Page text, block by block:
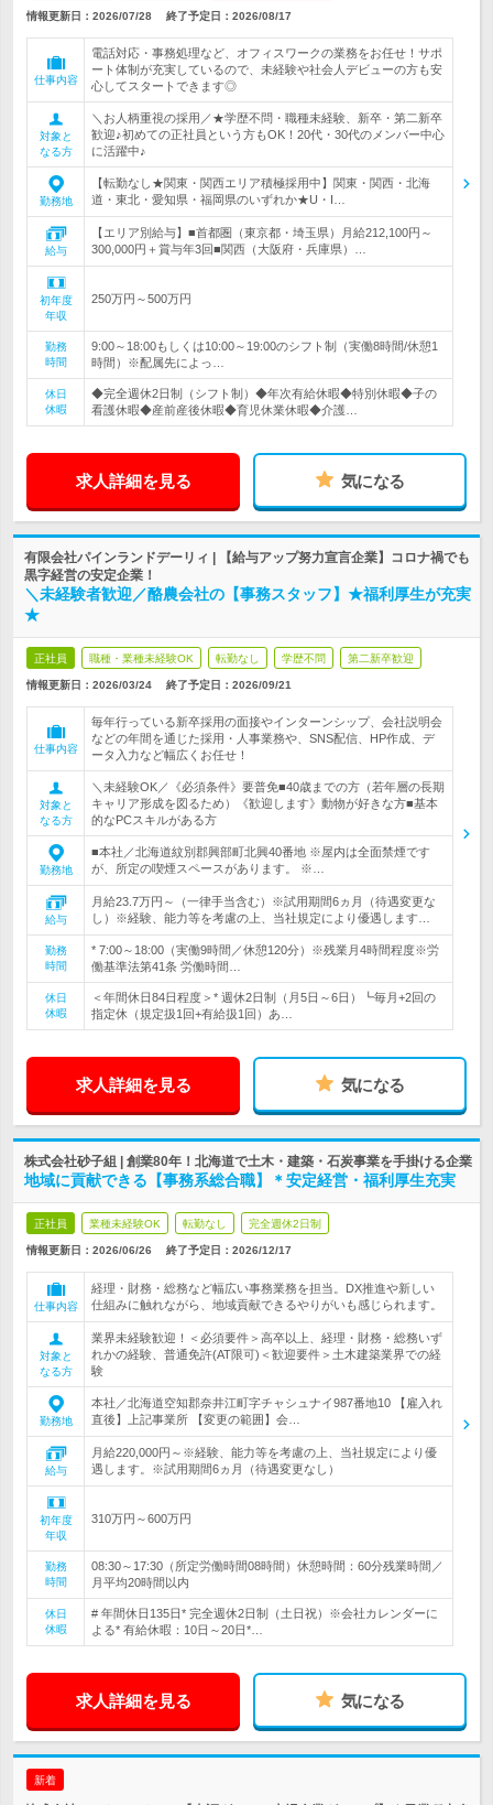
情報更新日：2026/07/28 終了予定日： 2026/08/17
仕事内容
電話対応・事務処理など、オフィスワークの業務をお任せ！サポ
ート体制が充実しているので、未経験や社会人デビューの方も安
心してスタートできます◎
対象と
なる方
＼お人柄重視の採用／★学歴不問・職種未経験、新卒・第二新卒
歓迎♪初めての正社員という方もOK！20代・30代のメンバー中心
に活躍中♪
勤務地
【転勤なし★関東・関西エリア積極採用中】関東・関西・北海
道・東北・愛知県・福岡県のいずれか★U・I…
給与
【エリア別給与】■首都圏（東京都・埼玉県）月給212,100円～
300,000円＋賞与年3回■関西（大阪府・兵庫県）…
初年度
年収
250万円～500万円
勤務
時間
9:00～18:00もしくは10:00～19:00のシフト制（実働8時間/休憩1
時間）※配属先によっ…
休日
休暇
◆完全週休2日制（シフト制）◆年次有給休暇◆特別休暇◆子の
看護休暇◆産前産後休暇◆育児休業休暇◆介護…
求人詳細を見る 気になる
有限会社パインランドデーリィ | 【給与アップ努力宣言企業】コロナ禍でも
黒字経営の安定企業！
＼未経験者歓迎／酪農会社の【事務スタッフ】★福利厚生が充実
★
正社員 職種・業種未経験OK 転勤なし 学歴不問 第二新卒歓迎
情報更新日：2026/03/24 終了予定日： 2026/09/21
仕事内容
毎年行っている新卒採用の面接やインターンシップ、会社説明会
などの年間を通じた採用・人事業務や、SNS配信、HP作成、デ
ータ入力など幅広くお任せ！
対象と
なる方
＼未経験OK／《必須条件》要普免■40歳までの方（若年層の長期
キャリア形成を図るため）《歓迎します》動物が好きな方■基本
的なPCスキルがある方
勤務地
■本社／北海道紋別郡興部町北興40番地 ※屋内は全面禁煙です
が、所定の喫煙スペースがあります。 ※…
給与
月給23.7万円～（一律手当含む）※試用期間6ヵ月（待遇変更な
し）※経験、能力等を考慮の上、当社規定により優遇します…
勤務
時間
* 7:00～18:00（実働9時間／休憩120分）※残業月4時間程度※労
働基準法第41条 労働時間…
休日
休暇
＜年間休日84日程度＞* 週休2日制（月5日～6日）┗毎月+2回の
指定休（規定扱1回+有給扱1回）あ…
求人詳細を見る 気になる
株式会社砂子組 | 創業80年！北海道で土木・建築・石炭事業を手掛ける企業
地域に貢献できる【事務系総合職】＊安定経営・福利厚生充実
正社員 業種未経験OK 転勤なし 完全週休2日制
情報更新日：2026/06/26 終了予定日： 2026/12/17
仕事内容
経理・財務・総務など幅広い事務業務を担当。DX推進や新しい
仕組みに触れながら、地域貢献できるやりがいも感じられます。
対象と
なる方
業界未経験歓迎！＜必須要件＞高卒以上、経理・財務・総務いず
れかの経験、普通免許(AT限可)＜歓迎要件＞土木建築業界での経
験
勤務地
本社／北海道空知郡奈井江町字チャシュナイ987番地10 【雇入れ
直後】上記事業所 【変更の範囲】会…
給与
月給220,000円～※経験、能力等を考慮の上、当社規定により優
遇します。※試用期間6ヵ月（待遇変更なし）
初年度
年収
310万円～600万円
勤務
時間
08:30～17:30（所定労働時間08時間）休憩時間：60分残業時間／
月平均20時間以内
休日
休暇
# 年間休日135日* 完全週休2日制（土日祝）※会社カレンダーに
よる* 有給休暇：10日～20日*…
求人詳細を見る 気になる
新着